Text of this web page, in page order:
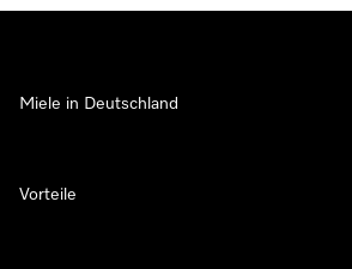
Miele in Deutschland
Vorteile